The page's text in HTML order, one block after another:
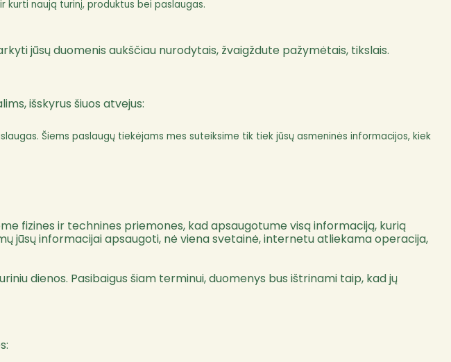
naują turinį, produktus bei paslaugas.
jūsų duomenis aukščiau nurodytais, žvaigždute pažymėtais, tikslais.
išskyrus šiuos atvejus:
Šiems paslaugų tiekėjams mes suteiksime tik tiek jūsų asmeninės informacijos, kiek
fizines ir technines priemones, kad apsaugotume visą informaciją, kurią
jūsų informacijai apsaugoti, nė viena svetainė, internetu atliekama operacija,
dienos. Pasibaigus šiam terminui, duomenys bus ištrinami taip, kad jų